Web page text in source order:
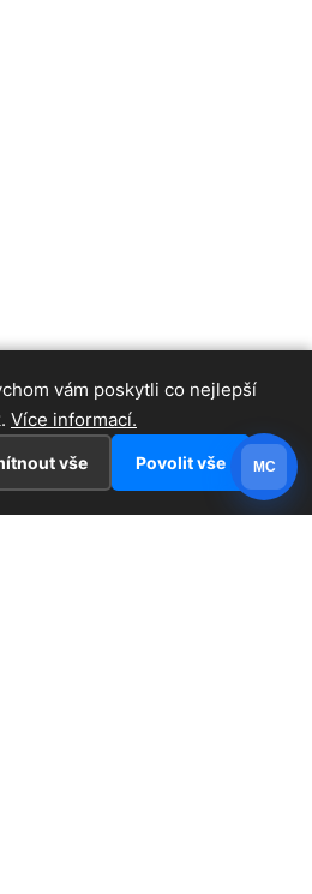
vám poskytli co nejlepší
Více informací.
vše Povolit vše MC